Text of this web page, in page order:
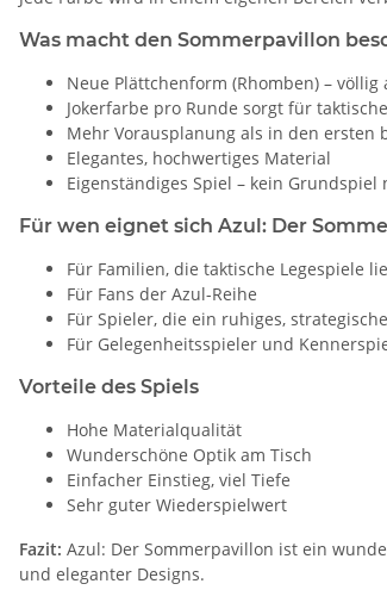
Was macht den Sommerpavillon
Neue Plättchenform (Rhomben) – völlig
Jokerfarbe pro Runde sorgt für
Mehr Vorausplanung als in den ersten
Elegantes, hochwertiges Material
Eigenständiges Spiel – kein Grundspiel
Für wen eignet sich Azul: Der
Für Familien, die taktische Legespiele
Für Fans der Azul-Reihe
Für Spieler, die ein ruhiges,
Für Gelegenheitsspieler und
Vorteile des Spiels
Hohe Materialqualität
Wunderschöne Optik am Tisch
Einfacher Einstieg, viel Tiefe
Sehr guter Wiederspielwert
Fazit: Azul: Der Sommerpavillon ist ein
und eleganter Designs.